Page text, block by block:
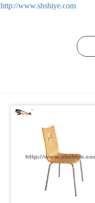
http://www.shshiye.com